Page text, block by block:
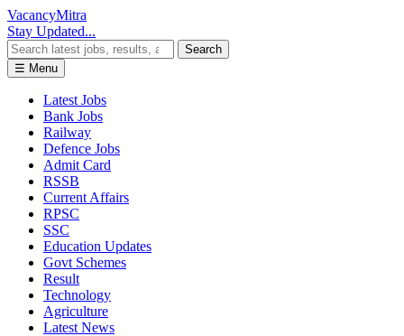
VacancyMitra
Stay Updated...
Search
☰ Menu
Latest Jobs
Bank Jobs
Railway
Defence Jobs
Admit Card
RSSB
Current Affairs
RPSC
SSC
Education Updates
Govt Schemes
Result
Technology
Agriculture
Latest News